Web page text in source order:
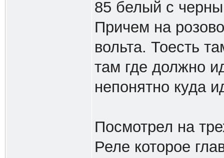
85 белый с
Причем на
вольта. Тоесть
там где должно
непонятно куда
Посмотрел на
Реле которое